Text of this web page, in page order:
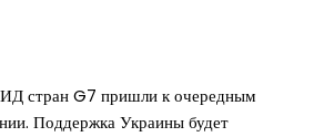
стран G7 пришли к очередным
Поддержка Украины будет